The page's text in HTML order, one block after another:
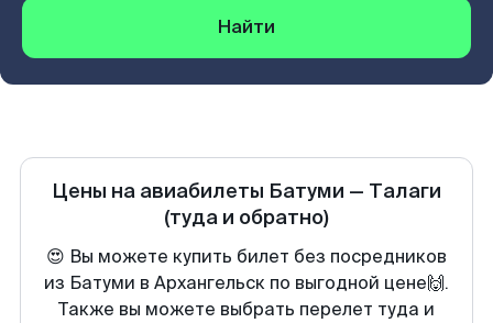
Найти
Цены на авиабилеты Батуми — Талаги
(туда и обратно)
😍 Вы можете купить билет без посредников
из Батуми в Архангельск по выгодной цене🙌.
Также вы можете выбрать перелет туда и